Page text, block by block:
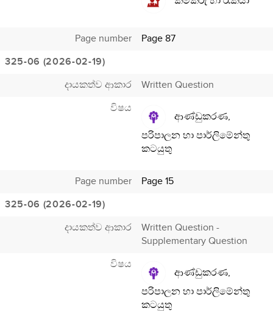
Page number
Page 87
325-06 (2026-02-19)
දායකත්ව ආකාර
Written Question
විෂය
ආණ්ඩුකරණ,
පරිපාලන හා පාර්ලිමේන්තු
කටයුතු
Page number
Page 15
325-06 (2026-02-19)
දායකත්ව ආකාර
Written Question -
Supplementary Question
විෂය
ආණ්ඩුකරණ,
පරිපාලන හා පාර්ලිමේන්තු
කටයුතු